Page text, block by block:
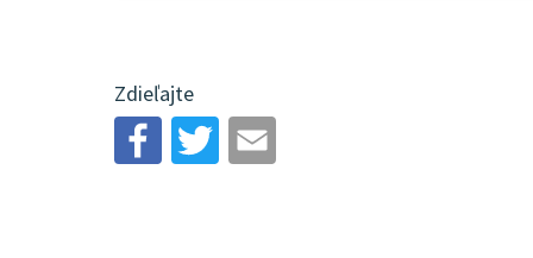
Zdieľajte